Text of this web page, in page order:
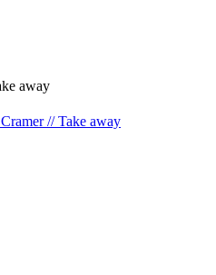
away